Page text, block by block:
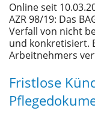
Online seit
AZR 98/19: Das
Verfall von nicht
und konkretisiert.
Arbeitnehmers
Fristlose